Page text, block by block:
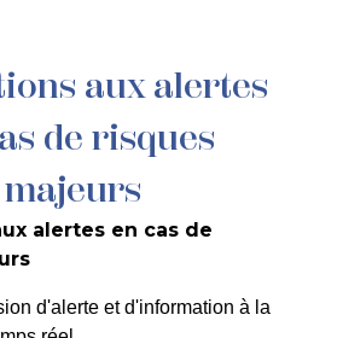
– Avenue de
pour le
aux alertes
de risques
majeurs
alertes en cas de
d'alerte et d'information à la